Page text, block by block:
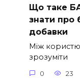
Що таке
знати про
добавки
Між
зрозуміти
0 23